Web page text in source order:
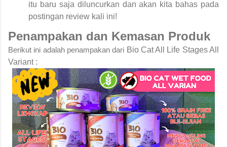
itu baru saja diluncurkan dan akan kita bahas pada
postingan review kali ini!
Penampakan dan Kemasan Produk
Berikut ini adalah penampakan dari Bio Cat All Life Stages All
Variant :